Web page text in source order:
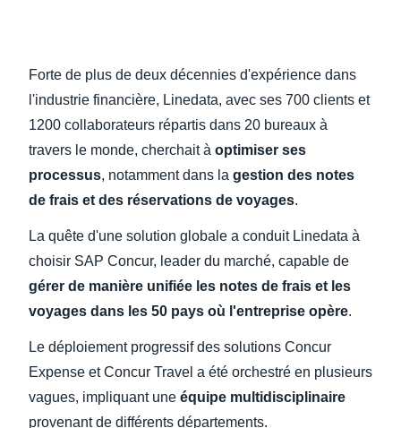
Finland (English)
Belgium (English)
España (Español)
Forte de plus de deux décennies d'expérience dans
l'industrie financière, Linedata, avec ses 700 clients et
1200 collaborateurs répartis dans 20 bureaux à
travers le monde, cherchait à optimiser ses
processus, notamment dans la gestion des notes
de frais et des réservations de voyages.
La quête d'une solution globale a conduit Linedata à
choisir SAP Concur, leader du marché, capable de
gérer de manière unifiée les notes de frais et les
voyages dans les 50 pays où l'entreprise opère.
Le déploiement progressif des solutions Concur
Expense et Concur Travel a été orchestré en plusieurs
vagues, impliquant une équipe multidisciplinaire
provenant de différents départements.